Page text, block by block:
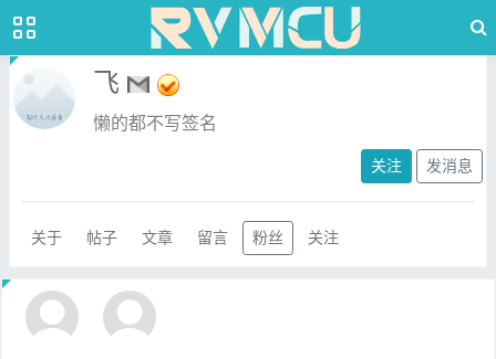
飞
懒的都不写签名
关注 发消息
关于 帖子 文章 留言 粉丝 关注